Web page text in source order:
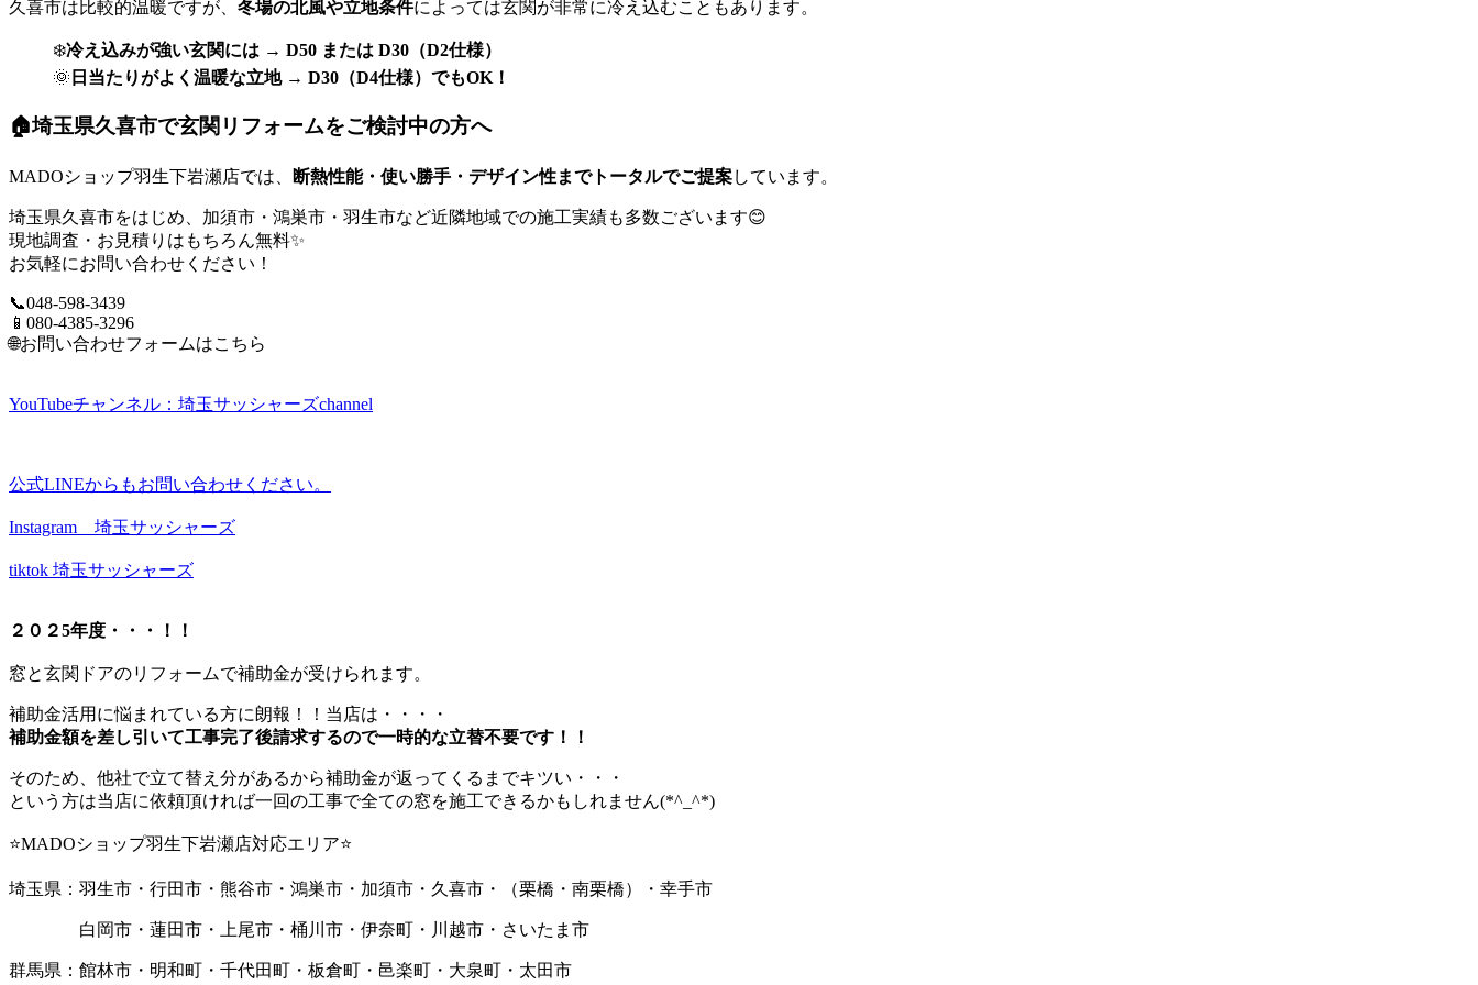
久喜市は比較的温暖ですが、 冬場の北風や立地条件によっては玄関が非常に冷え込むこともあります。
❄️冷え込みが強い玄関には → D50 または D30（D2仕様）
🌞 日当たりがよく温暖な立地 → D30（D4仕様）でもOK！
🏠埼玉県久喜市で玄関リフォームをご検討中の方へ
MADOショップ羽生下岩瀬店では、 断熱性能・使い勝手・デザイン性までトータルでご提案しています。
埼玉県久喜市をはじめ、加須市・鴻巣市・羽生市など近隣地域での施工実績も多数ございます😊
現地調査・お見積りはもちろん無料✨
お気軽にお問い合わせください！
📞048-598-3439
📱080-4385-3296
🌐お問い合わせフォームはこちら
YouTubeチャンネル：埼玉サッシャーズchannel
公式LINEからもお問い合わせください。
Instagram 埼玉サッシャーズ
tiktok 埼玉サッシャーズ
２０２5年度・・・！！
窓と玄関ドアのリフォームで補助金が受けられます。
補助金活用に悩まれている方に朗報！！当店は・・・・
補助金額を差し引いて工事完了後請求するので一時的な立替不要です！！
そのため、他社で立て替え分があるから補助金が返ってくるまでキツい・・・
という方は当店に依頼頂ければ一回の工事で全ての窓を施工できるかもしれません(*^_^*)
⭐MADOショップ羽生下岩瀬店対応エリア⭐
埼玉県：羽生市・行田市・熊谷市・鴻巣市・加須市・久喜市・（栗橋・南栗橋）・幸手市
白岡市・蓮田市・上尾市・桶川市・伊奈町・川越市・さいたま市
群馬県：館林市・明和町・千代田町・板倉町・邑楽町・大泉町・太田市